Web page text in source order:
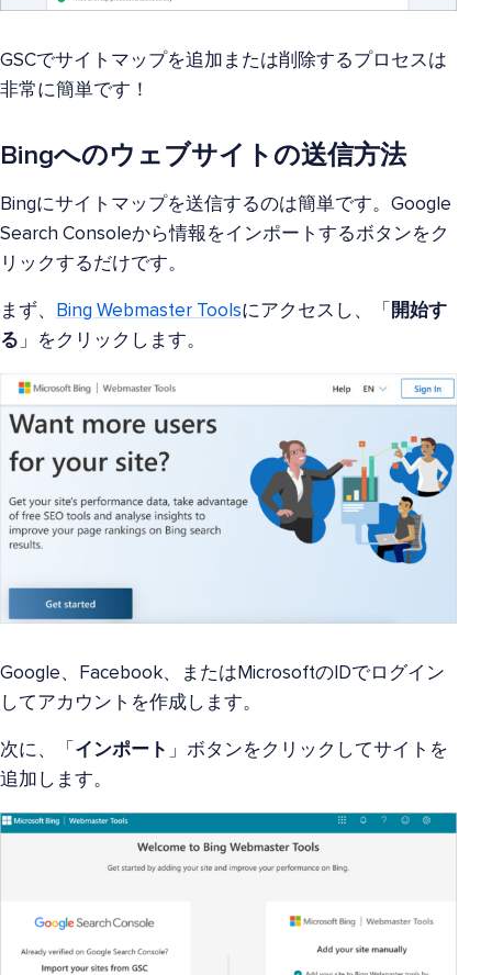
GSCでサイトマップを追加または削除するプロセスは
非常に簡単です！
Bingへのウェブサイトの送信方法
Bingにサイトマップを送信するのは簡単です。Google
Search Consoleから情報をインポートするボタンをク
リックするだけです。
まず、 Bing Webmaster Toolsにアクセスし、「 開始す
る 」をクリックします。
Google、Facebook、またはMicrosoftのIDでログイン
してアカウントを作成します。
次に、「 インポート 」ボタンをクリックしてサイトを
追加します。